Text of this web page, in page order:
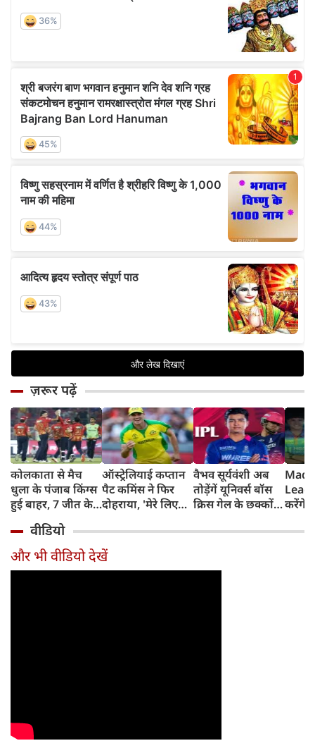
ज़रूर पढ़ें
कोलकाता से मैच
धुला के पंजाब किंग्स
हुई बाहर, 7 जीत के
ऑस्ट्रेलियाई कप्तान
पैट कमिंस ने फिर
दोहराया, 'मेरे लिए
वैभव सूर्यवंशी अब
तोड़ेंगें यूनिवर्स बॉस
क्रिस गेल के छक्कों
करेंगे
टीम में
वीडियो
और भी वीडियो देखें